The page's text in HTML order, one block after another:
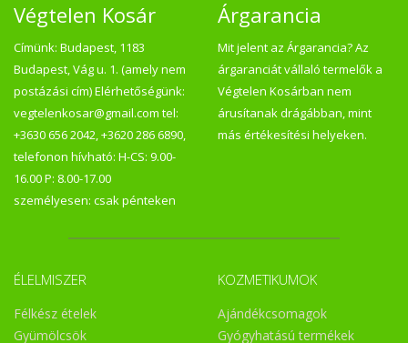
Végtelen Kosár
Címünk: Budapest, 1183
Budapest, Vág u. 1. (amely nem
postázási cím) Elérhetőségünk:
vegtelenkosar@gmail.com tel:
+3630 656 2042, +3620 286 6890,
telefonon hívható: H-CS: 9.00-
16.00 P: 8.00-17.00
személyesen: csak pénteken
Árgarancia
Mit jelent az Árgarancia? Az
árgaranciát vállaló termelők a
Végtelen Kosárban nem
árusítanak drágábban, mint
más értékesítési helyeken.
ÉLELMISZER
Félkész ételek
Gyümölcsök
KOZMETIKUMOK
Ajándékcsomagok
Gyógyhatású termékek